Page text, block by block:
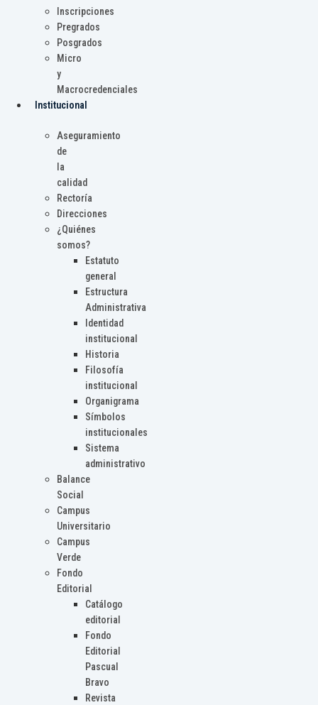
Inscripciones
Pregrados
Posgrados
Micro
y
Macrocredenciales
Institucional
Aseguramiento
de
la
calidad
Rectoría
Direcciones
¿Quiénes
somos?
Estatuto
general
Estructura
Administrativa
Identidad
institucional
Historia
Filosofía
institucional
Organigrama
Símbolos
institucionales
Sistema
administrativo
Balance
Social
Campus
Universitario
Campus
Verde
Fondo
Editorial
Catálogo
editorial
Fondo
Editorial
Pascual
Bravo
Revista